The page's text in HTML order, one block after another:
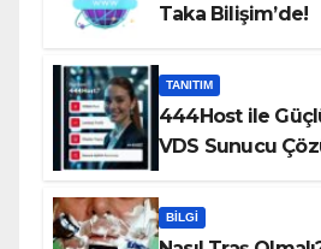
Taka Bilişim’de!
TANITIM
444Host ile
VDS Sunucu
BILGI